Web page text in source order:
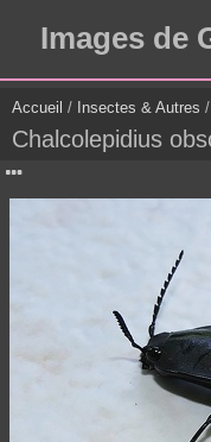
Images de
Accueil / Insectes & Autres /
Chalcolepidius